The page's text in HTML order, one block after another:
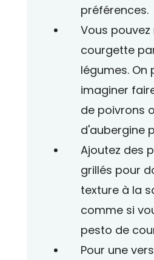
préférences.
Vous
courgette
légumes. On
imaginer
de poivrons
d'aubergine
Ajoutez des
grillés pour
texture à la
comme si
pesto de
Pour une